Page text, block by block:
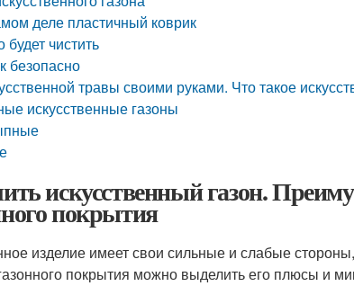
деле пластичный коврик
будет чистить
безопасно
травы своими руками. Что такое
искусственные газоны
искусственный газон.
покрытия
изделие имеет свои сильные и слабые
покрытия можно выделить его плюсы и